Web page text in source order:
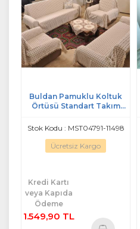
Buldan Pamuklu Koltuk
Örtüsü Standart Takım
Stok Kodu : MST04791-11498
Ücretsiz Kargo
Kredi Kartı
veya Kapıda
Ödeme
1.549,90 TL